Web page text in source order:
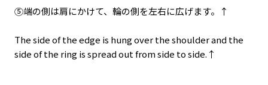
⑤端の側は肩にかけて、輪の側を左右に広げます。↑
The side of the edge is hung over the shoulder and the
side of the ring is spread out from side to side.↑